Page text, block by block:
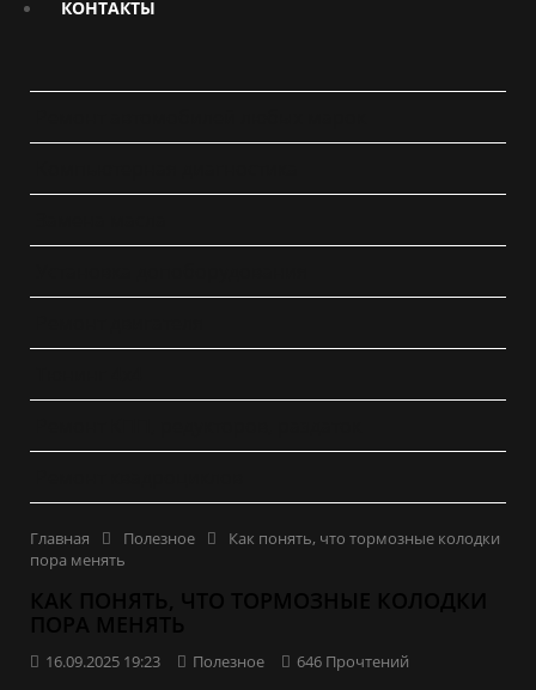
КОНТАКТЫ
Главная Полезное
Как понять, что тормозные колодки
пора менять
16.09.2025 19:23 Полезное 646 Прочтений